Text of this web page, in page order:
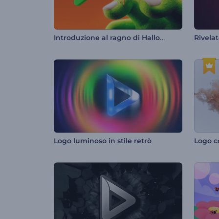
Introduzione al ragno di Halloween
Logo luminoso in stile retrò Logo